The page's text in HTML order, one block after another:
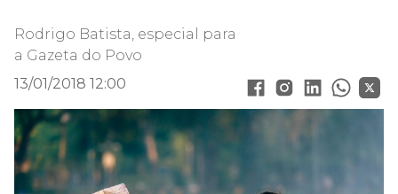
Rodrigo Batista, especial para
a Gazeta do Povo
13/01/2018 12:00